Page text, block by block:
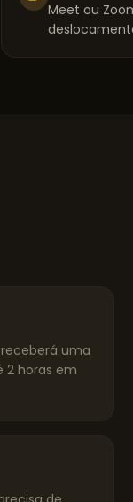
Meet ou
uma
2 horas em